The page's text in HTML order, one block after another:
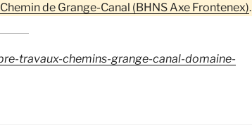
de Grange-Canal (BHNS Axe Frontenex).
travaux-chemins-grange-canal-domaine-